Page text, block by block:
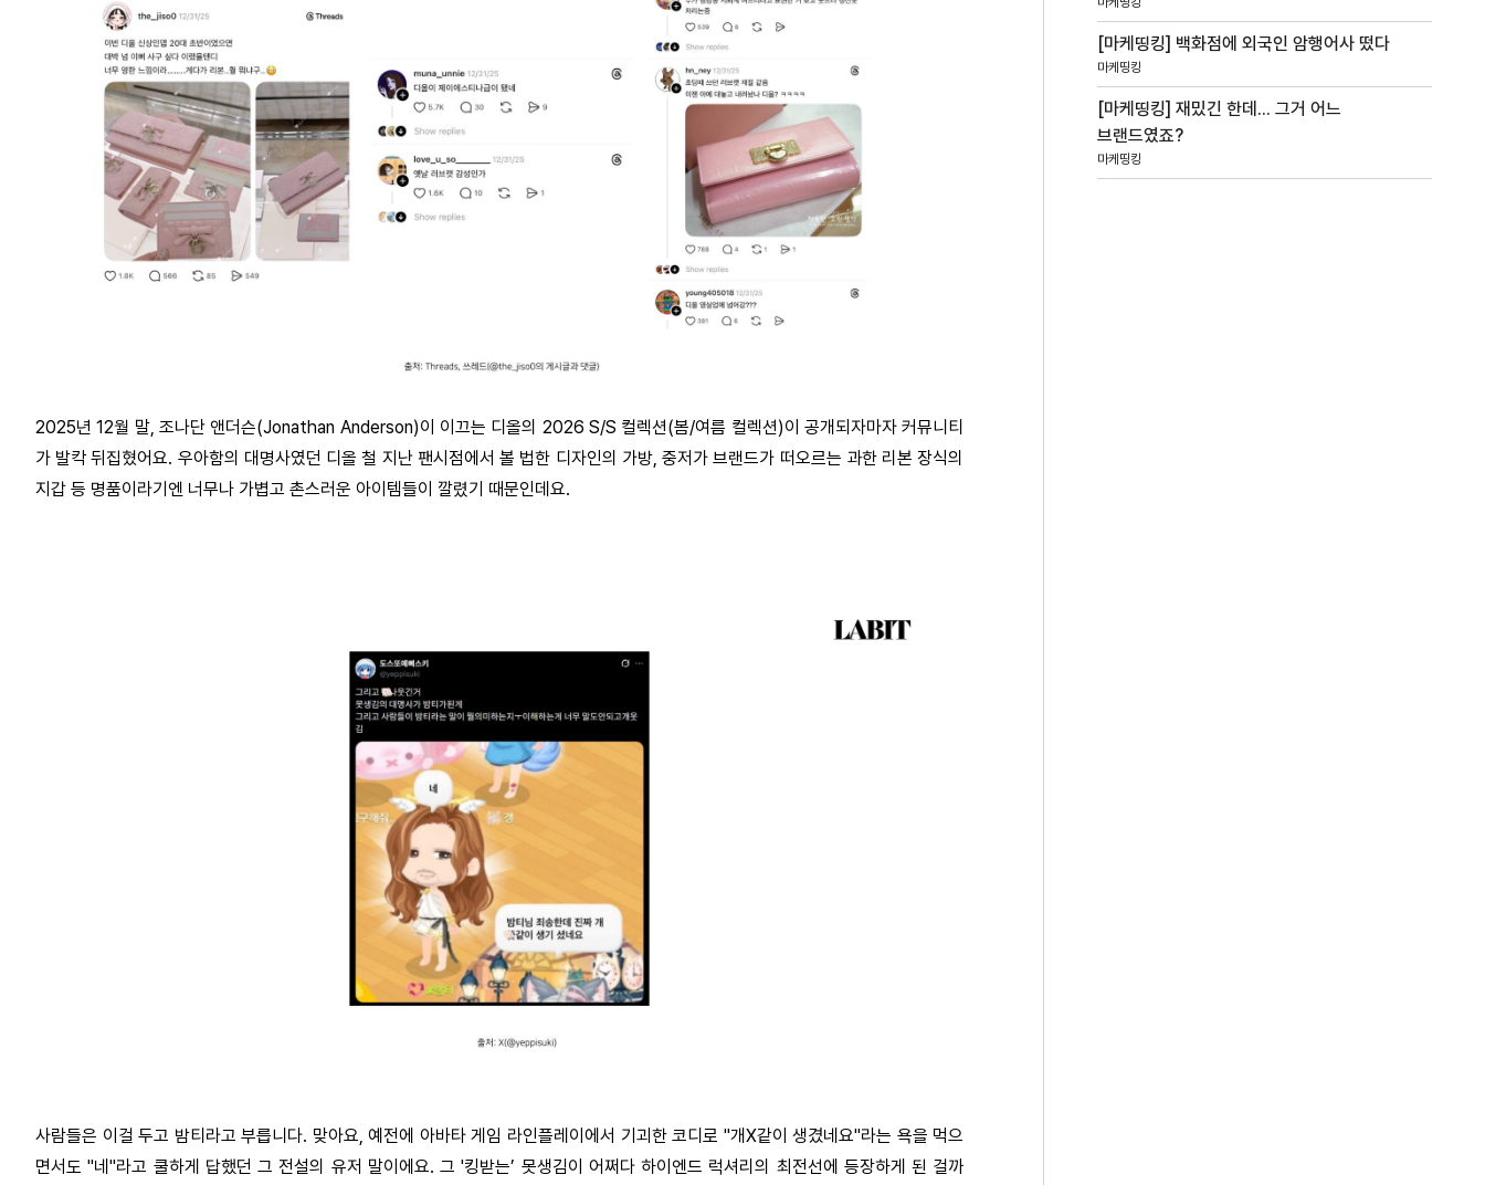
2025년 12월 말,조나단 앤더슨(Jonathan Anderson)이 이끄는 디올의 2026 S/S 컬렉션(봄/여름 컬렉션)이 공개되자마자 커뮤니티
가 발칵 뒤집혔어요. 우아함의 대명사였던 디올 철 지난 팬시점에서 볼 법한 디자인의 가방,중저가 브랜드가 떠오르는 과한 리본 장식의
지갑 등 명품이라기엔 너무나 가볍고 촌스러운 아이템들이 깔렸기 때문인데요.
사람들은 이걸 두고 밤티라고 부릅니다. 맞아요 ,예전에 아바타 게임 라인플레이에서 기괴한 코디로 "개X같이 생겼네요"라는 욕을 먹으
면서도 "네"라고 쿨하게 답했던 그 전설의 유저 말이에요.그 '킹받는’ 못생김이 어쩌다 하이엔드 럭셔리의 최전선에 등장하게 된 걸까
[마케띵킹] 백화점에 외국인 암행어사 떴다
마케띵킹
[마케띵킹] 재밌긴 한데... 그거 어느
브랜드였죠?
마케띵킹